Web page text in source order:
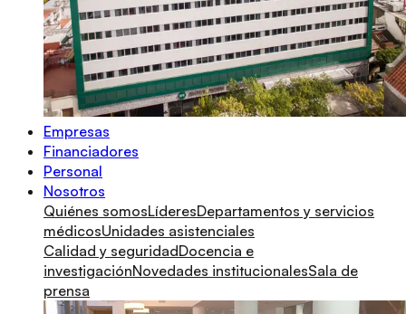
Empresas
Financiadores
Personal
Nosotros
Quiénes somosLíderesDepartamentos y servicios
médicosUnidades asistenciales
Calidad y seguridadDocencia e
investigaciónNovedades institucionalesSala de
prensa